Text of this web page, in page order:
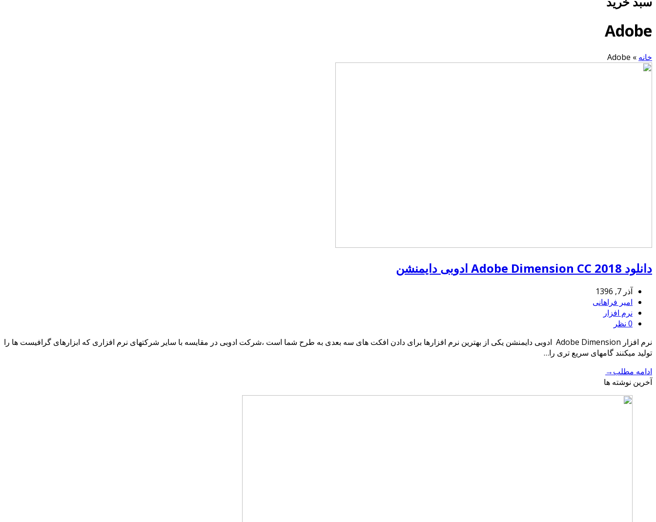
Adobe
خانه »
Adobe
دانلود Adobe Dimension CC 2018 ادوبی دایمنشن
آذر 7, 1396
امیر فراهانی
نرم افزار
0 نظر
نرم افزار Adobe Dimension ادوبی دایمنشن یکی از بهترین نرم افزارها برای دادن افکت های سه بعدی به طرح شما است ،شرکت ادوبی در مقایسه با سایر شرکتهای نرم افزاری که ابزارهای گرافیست ها را
تولید میکنند گامهای سریع تری را…
ادامه مطلب→
آخرین نوشته ها